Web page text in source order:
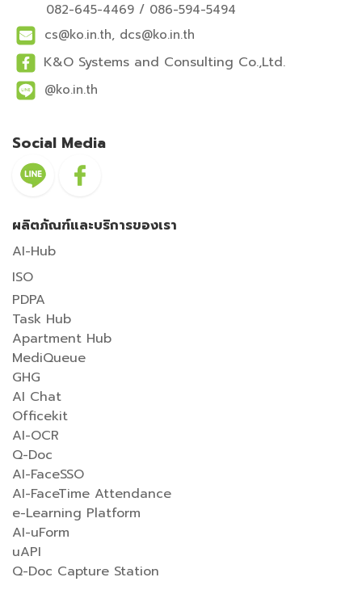
082-645-4469 / 086-594-5494
cs@ko.in.th, dcs@ko.in.th
K&O Systems and Consulting Co.,Ltd.
@ko.in.th
Social Media
ผลิตภัณฑ์และบริการของเรา
AI-Hub
ISO
PDPA
Task Hub
Apartment Hub
MediQueue
GHG
AI Chat
Officekit
AI-OCR
Q-Doc
AI-FaceSSO
AI-FaceTime Attendance
e-Learning Platform
AI-uForm
uAPI
Q-Doc Capture Station